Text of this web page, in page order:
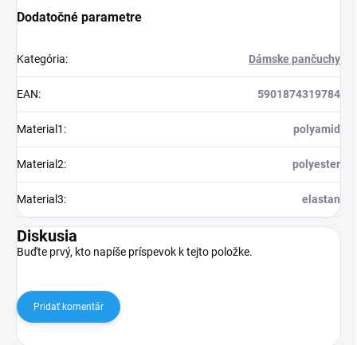
Dodatočné parametre
Kategória: Dámske pančuchy
EAN: 5901874319784
Material1 : polyamid
Material2: polyester
Material3: elastan
Diskusia
Buďte prvý, kto napíše príspevok k tejto položke.
Pridať komentár